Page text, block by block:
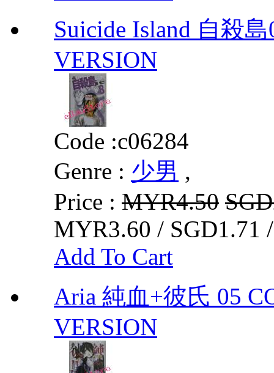
Suicide Island 自殺
VERSION
Code :c06284
Genre : 少男 ,
Price : MYR4.50
MYR3.60 / SGD1.71
Add To Cart
Aria 純血+彼氏 05
VERSION